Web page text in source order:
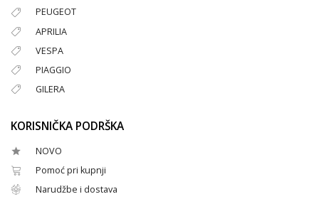
PEUGEOT
APRILIA
VESPA
PIAGGIO
GILERA
KORISNIČKA PODRŠKA
NOVO
Pomoć pri kupnji
Narudžbe i dostava